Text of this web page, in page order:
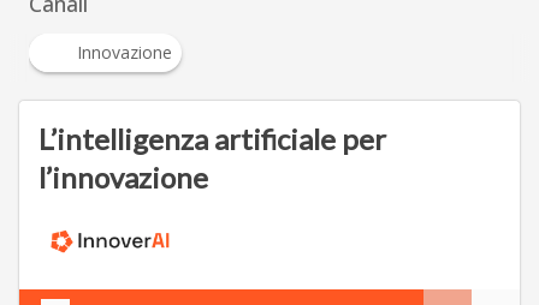
Innovazione
L’intelligenza artificiale per
l’innovazione